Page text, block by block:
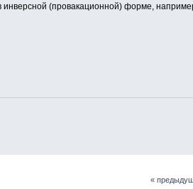
(провакационной) форме,
«